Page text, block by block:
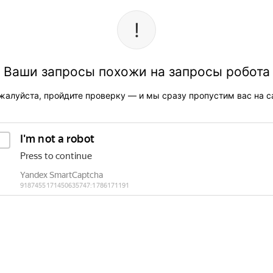
Ваши запросы похожи на запросы робота
пройдите проверку — и мы сразу пропустим вас на